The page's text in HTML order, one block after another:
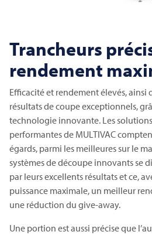
Trancheurs
rendement
Efficacité et rendement élevés, ainsi
résultats de coupe exceptionnels,
technologie innovante. Les solutions
performantes de MULTIVAC
égards, parmi les meilleures sur le
systèmes de découpe innovants se
par leurs excellents résultats et ce,
puissance maximale, un meilleur
une réduction du give-away.
Une portion est aussi précise que